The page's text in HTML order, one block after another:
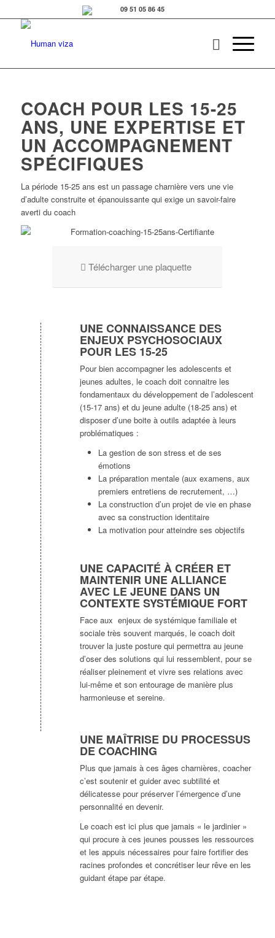
COACH POUR LES 15-25
ANS, UNE EXPERTISE ET
UN ACCOMPAGNEMENT
SPÉCIFIQUES
La période 15-25 ans est un passage charnière vers une vie
d’adulte construite et épanouissante qui exige un savoir-faire
averti du coach
Télécharger une plaquette
UNE CONNAISSANCE DES
ENJEUX PSYCHOSOCIAUX
POUR LES 15-25
Pour bien accompagner les adolescents et
jeunes adultes, le coach doit connaitre les
fondamentaux du développement de l’adolescent
(15-17 ans) et du jeune adulte (18-25 ans) et
disposer d’une boite à outils adaptée à leurs
problématiques :
La gestion de son stress et de ses
émotions
La préparation mentale (aux examens, aux
premiers entretiens de recrutement, …)
La construction d’un projet de vie en phase
avec sa construction identitaire
La motivation pour atteindre ses objectifs
UNE CAPACITÉ À CRÉER ET
MAINTENIR UNE ALLIANCE
AVEC LE JEUNE DANS UN
CONTEXTE SYSTÉMIQUE FORT
Face aux enjeux de systémique familiale et
sociale très souvent marqués, le coach doit
trouver la juste posture qui permettra au jeune
d’oser des solutions qui lui ressemblent, pour se
réaliser pleinement et vivre ses relations avec
lui-même et son entourage de manière plus
harmonieuse et sereine.
UNE MAÎTRISE DU PROCESSUS
DE COACHING
Plus que jamais à ces âges charnières, coacher
c’est soutenir et guider avec subtilité et
délicatesse pour préserver l’émergence d’une
personnalité en devenir.
Le coach est ici plus que jamais « le jardinier »
qui procure à ces jeunes pousses les ressources
et les appuis nécessaires pour faire fortifier des
racines profondes et concrétiser leur rêve en les
guidant étape par étape.